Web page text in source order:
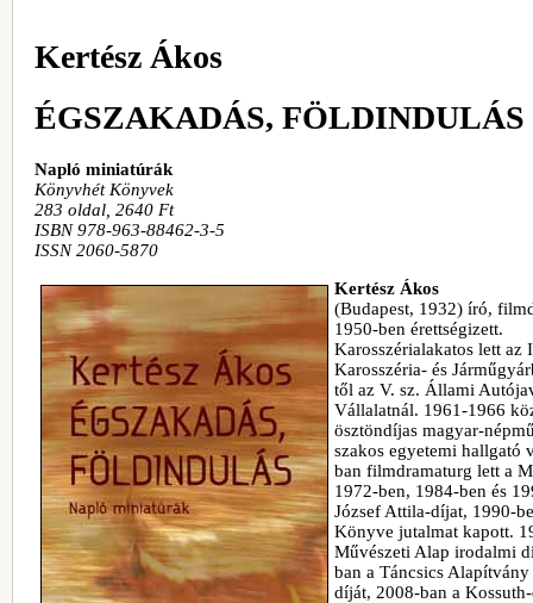
Kertész Ákos
ÉGSZAKADÁS, FÖLDINDULÁS
Napló miniatúrák
Könyvhét Könyvek
283 oldal, 2640 Ft
ISBN 978-963-88462-3-5
ISSN 2060-5870
Kertész Ákos
(Budapest, 1932) író,
1950-ben érettségizett.
Karosszérialakatos lett az
Karosszéria- és
től az V. sz. Állami
Vállalatnál. 1961-1966
ösztöndíjas magyar-
szakos egyetemi hallgató
ban filmdramaturg lett a
1972-ben, 1984-ben és
József Attila-díjat, 1990-
Könyve jutalmat kapott.
Művészeti Alap irodalmi
ban a Táncsics
díját, 2008-ban a